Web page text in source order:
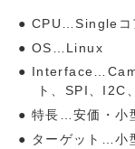
CPU…Singleコ
OS…Linux
ト、SPI、I2C
特長…安価・小
ターゲット…小